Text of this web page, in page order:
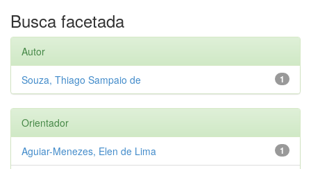
Busca facetada
Autor
1
Souza, Thiago Sampaio de
Orientador
1
Aguiar-Menezes, Elen de Lima